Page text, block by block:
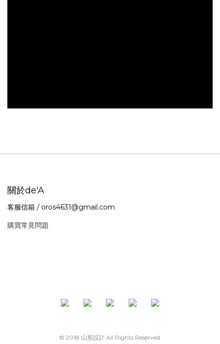
關於de'A
客服信箱 / oros4631@gmail.com
購買常見問題
© 2018 山形設計 All Rights Reserved.